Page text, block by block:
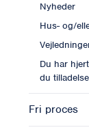
Nyheder
Hus- og/
Du har
du
Fri proces